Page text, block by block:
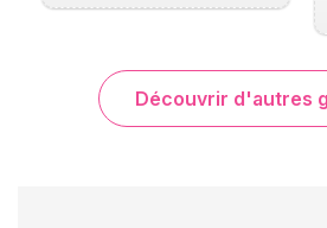
Découvrir d'autres